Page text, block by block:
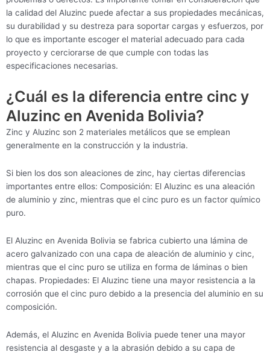
la calidad del Aluzinc puede afectar a sus propiedades mecánicas,
su durabilidad y su destreza para soportar cargas y esfuerzos, por
lo que es importante escoger el material adecuado para cada
proyecto y cerciorarse de que cumple con todas las
especificaciones necesarias.
¿Cuál es la diferencia entre cinc y
Aluzinc en Avenida Bolivia?
Zinc y Aluzinc son 2 materiales metálicos que se emplean
generalmente en la construcción y la industria.
Si bien los dos son aleaciones de zinc, hay ciertas diferencias
importantes entre ellos: Composición: El Aluzinc es una aleación
de aluminio y zinc, mientras que el cinc puro es un factor químico
puro.
El Aluzinc en Avenida Bolivia se fabrica cubierto una lámina de
acero galvanizado con una capa de aleación de aluminio y cinc,
mientras que el cinc puro se utiliza en forma de láminas o bien
chapas. Propiedades: El Aluzinc tiene una mayor resistencia a la
corrosión que el cinc puro debido a la presencia del aluminio en su
composición.
Además, el Aluzinc en Avenida Bolivia puede tener una mayor
resistencia al desgaste y a la abrasión debido a su capa de